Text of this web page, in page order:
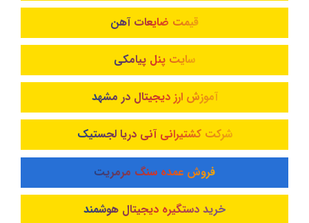
قیمت ضایعات آهن
سایت پنل پیامکی
آموزش ارز دیجیتال در مشهد
شرکت کشتیرانی آنی دریا لجستیک
فروش عمده سنگ مرمریت
خرید دستگیره دیجیتال هوشمند